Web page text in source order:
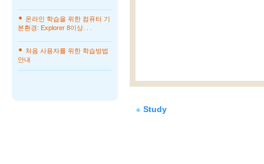
온라인 학습을 위한 컴퓨터 기
본환경: Explorer 8이상. . .
처음 사용자를 위한 학습방법
안내
Study